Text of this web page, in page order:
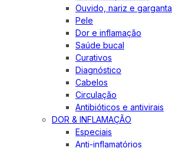
Ouvido, nariz e garganta
Pele
Dor e inflamação
Saúde bucal
Curativos
Diagnóstico
Cabelos
Circulação
Antibióticos e antivirais
DOR & INFLAMAÇÃO
Especiais
Anti-inflamatórios